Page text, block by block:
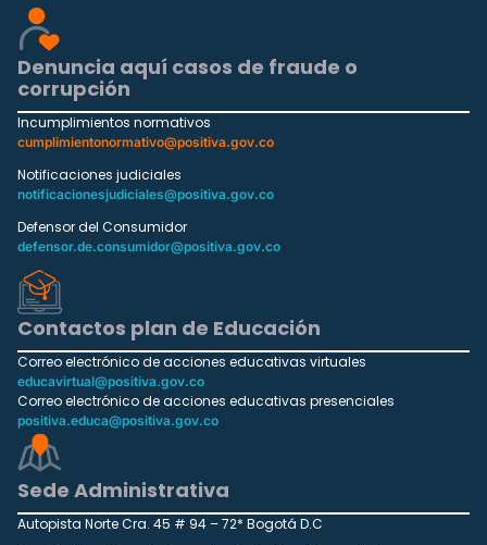
Denuncia aquí casos de fraude o
corrupción
Incumplimientos normativos
cumplimientonormativo@positiva.gov.co
Notificaciones judiciales
notificacionesjudiciales@positiva.gov.co
Defensor del Consumidor
defensor.de.consumidor@positiva.gov.co
Contactos plan de Educación
Correo electrónico de acciones educativas virtuales
educavirtual@positiva.gov.co
Correo electrónico de acciones educativas presenciales
positiva.educa@positiva.gov.co
Sede Administrativa
Autopista Norte Cra. 45 # 94 – 72* Bogotá D.C